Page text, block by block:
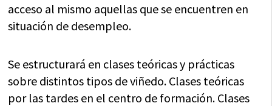
acceso al mismo aquellas que se encuentren en
situación de desempleo.
Se estructurará en clases teóricas y prácticas
sobre distintos tipos de viñedo. Clases teóricas
por las tardes en el centro de formación. Clases